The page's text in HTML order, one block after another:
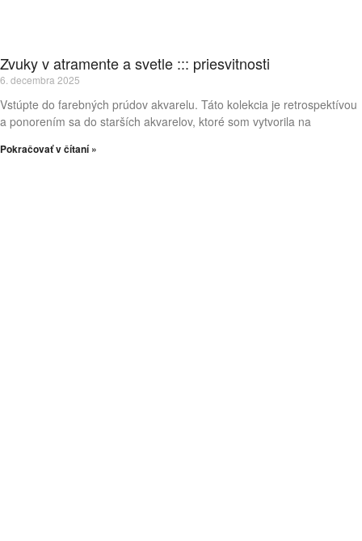
Zvuky v atramente a svetle ::: priesvitnosti
6. decembra 2025
Vstúpte do farebných prúdov akvarelu. Táto kolekcia je retrospektívou
a ponorením sa do starších akvarelov, ktoré som vytvorila na
Pokračovať v čítaní »